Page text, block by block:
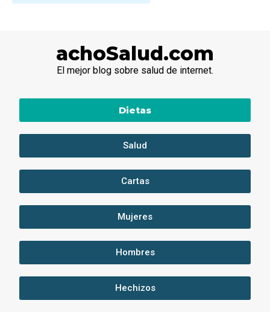
achoSalud.com
El mejor blog sobre salud de internet.
Salud
Cartas
Mujeres
Hombres
Hechizos
Dietas